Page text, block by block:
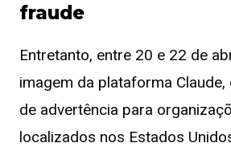
fraude
Entretanto, entre 20 e 22 de
imagem da plataforma
de advertência para
localizados nos Estados